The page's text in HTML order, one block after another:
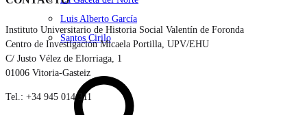
Luis Alberto García
Santos Cirilo
Search
Instituto Universitario de Historia Social Valentín de Foronda
Centro de Investigación Micaela Portilla, UPV/EHU
C/ Justo Vélez de Elorriaga, 1
01006 Vitoria-Gasteiz
Tel.: +34 945 014 311